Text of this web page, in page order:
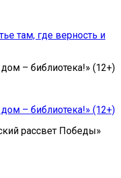
там, где верность и
– библиотека!» (12+)
– библиотека!» (12+)
рассвет Победы»